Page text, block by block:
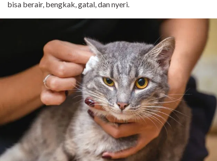
bisa berair, bengkak, gatal, dan nyeri.